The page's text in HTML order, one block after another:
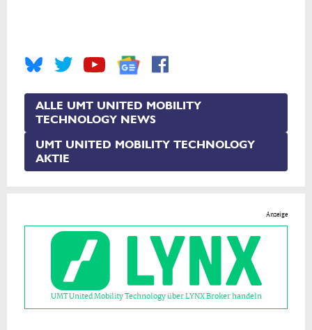
ALLE UMT UNITED MOBILITY
TECHNOLOGY NEWS
UMT UNITED MOBILITY TECHNOLOGY
AKTIE
Anzeige
UMT United Mobility Technology über LYNX Broker handeln